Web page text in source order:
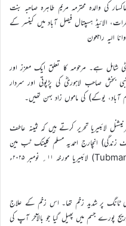
کی والدہ محترمہ مریم طاہرہ صاحبہ بنت
مورخہ ۶؍نومبر ۲۰۲۵ء بروز جمعرات، الائیڈ ہسپتال فیصل آباد میں کینسر کے
شامل ہے۔ مرحومہ کا تعلق ایک معزز اور
صاحب لاہوریؓ کی پڑپوتی اور سردار
یوکے) کی ماموں زاد بہن تھیں۔
لائبیریا تحریر کرتے ہیں کہ ثمینہ عاطف
زندگی) انچارج احمدیہ مسلم کلینک ٹب مین
برگ، بومی کاؤنٹی (Tubmanburg, Bomi County) لائبیریا مورخہ ۱۱؍ نومبر ۲۰۲۵ء
ٹانگ پر شدید زخم تھا۔ اس زخم کے علاج
پورے جسم میں پھیل گیا جو بالآخر آپ کی